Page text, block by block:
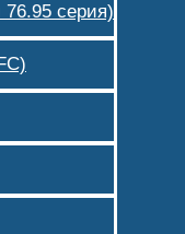
серия)